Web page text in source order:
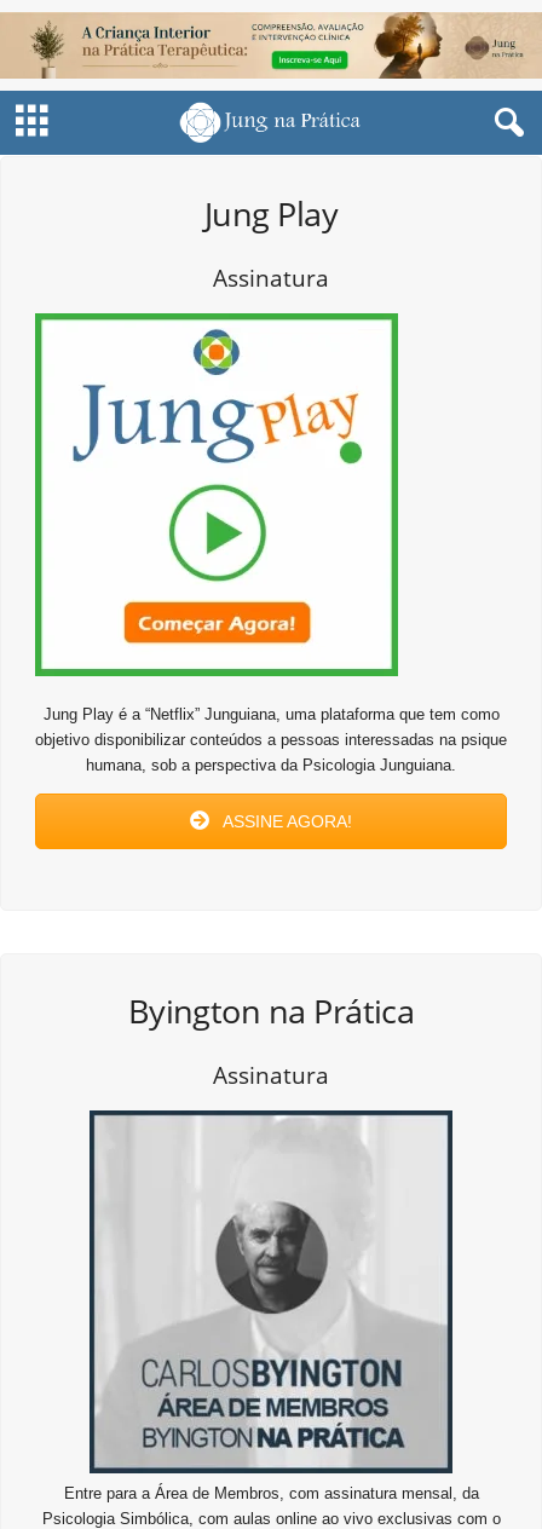
Jung Play
Assinatura
Jung Play é a “Netflix” Junguiana, uma plataforma que tem como
objetivo disponibilizar conteúdos a pessoas interessadas na psique
humana, sob a perspectiva da Psicologia Junguiana.
ASSINE AGORA!
Byington na Prática
Assinatura
Entre para a Área de Membros, com assinatura mensal, da
Psicologia Simbólica, com aulas online ao vivo exclusivas com o